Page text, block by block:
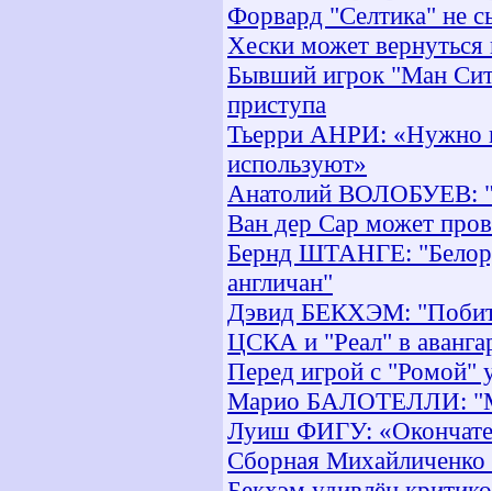
Форвард "Селтика" не
Хески может
Бывший игрок "Ман
приступа
Тьерри АНРИ: «Нужно
используют»
Анатолий ВОЛОБУЕВ:
Ван дер Сар может
Бернд ШТАНГЕ:
англичан"
Дэвид БЕКХЭМ:
ЦСКА и "Реал" в
Перед игрой с "Ромой"
Марио БАЛОТЕЛЛИ:
Луиш ФИГУ:
Сборная